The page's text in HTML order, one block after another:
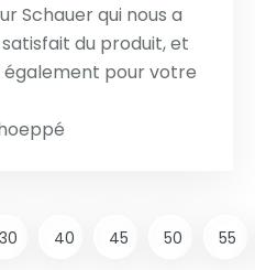
Schauer qui nous a
du produit, et
également pour votre
30 40 45 50 55